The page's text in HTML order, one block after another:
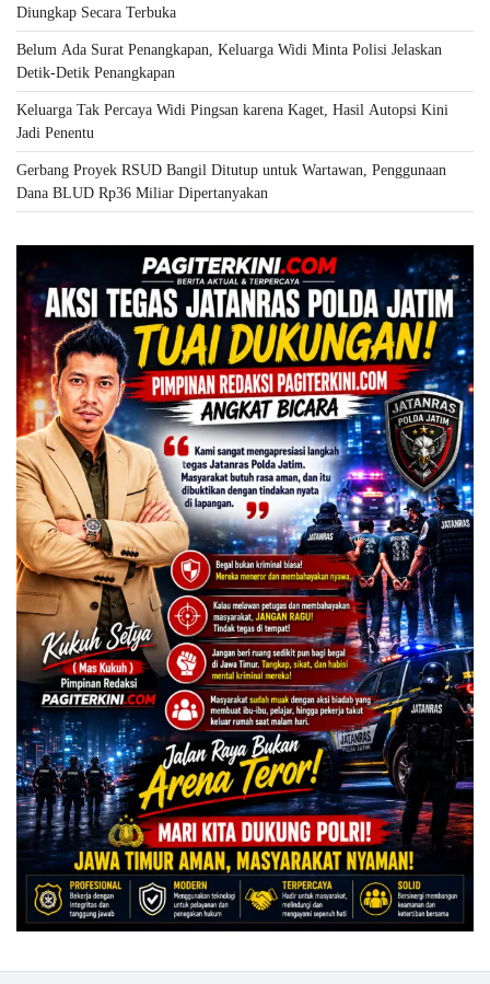
Diungkap Secara Terbuka
Belum Ada Surat Penangkapan, Keluarga Widi Minta Polisi Jelaskan
Detik-Detik Penangkapan
Keluarga Tak Percaya Widi Pingsan karena Kaget, Hasil Autopsi Kini
Jadi Penentu
Gerbang Proyek RSUD Bangil Ditutup untuk Wartawan, Penggunaan
Dana BLUD Rp36 Miliar Dipertanyakan